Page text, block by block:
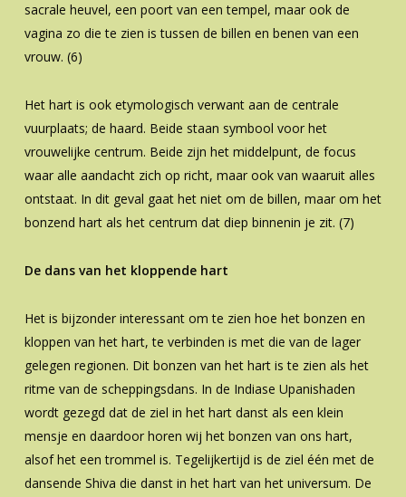
sacrale heuvel, een poort van een tempel, maar ook de
vagina zo die te zien is tussen de billen en benen van een
vrouw. (6)
Het hart is ook etymologisch verwant aan de centrale
vuurplaats; de haard. Beide staan symbool voor het
vrouwelijke centrum. Beide zijn het middelpunt, de focus
waar alle aandacht zich op richt, maar ook van waaruit alles
ontstaat. In dit geval gaat het niet om de billen, maar om het
bonzend hart als het centrum dat diep binnenin je zit. (7)
De dans van het kloppende hart
Het is bijzonder interessant om te zien hoe het bonzen en
kloppen van het hart, te verbinden is met die van de lager
gelegen regionen. Dit bonzen van het hart is te zien als het
ritme van de scheppingsdans. In de Indiase Upanishaden
wordt gezegd dat de ziel in het hart danst als een klein
mensje en daardoor horen wij het bonzen van ons hart,
alsof het een trommel is. Tegelijkertijd is de ziel één met de
dansende Shiva die danst in het hart van het universum. De